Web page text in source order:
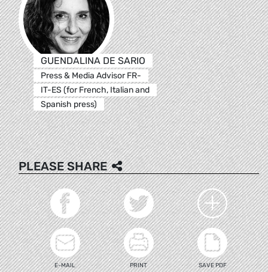
GUENDALINA DE SARIO
Press & Media Advisor FR-
IT-ES (for French, Italian and
Spanish press)
PLEASE SHARE
E-MAIL PRINT SAVE PDF